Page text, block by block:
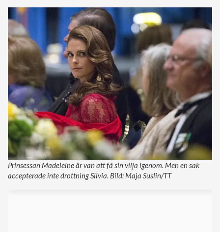
Prinsessan Madeleine är van att få sin vilja igenom. Men en sak
accepterade inte drottning Silvia. Bild: Maja Suslin/TT